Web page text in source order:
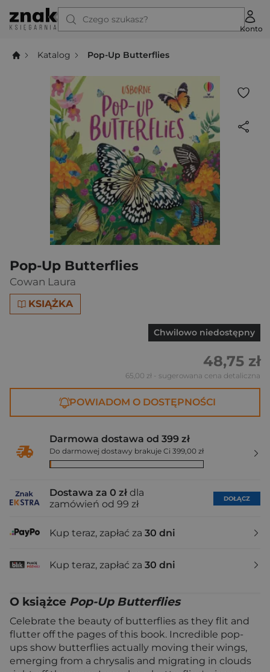
Czego szukasz?
Konto
Katalog Pop-Up Butterflies
Pop-Up Butterflies
Cowan Laura
KSIĄŻKA
Chwilowo niedostępny
48,75 zł
65,00 zł - sugerowana cena detaliczna
POWIADOM O DOSTĘPNOŚCI
Darmowa dostawa od 399 zł
Do darmowej dostawy brakuje Ci 399,00 zł
Dostawa za 0 zł dla
zamówień od 99 zł
DOŁĄCZ
Kup teraz, zapłać za 30 dni
Kup teraz, zapłać za 30 dni
O książce Pop-Up Butterflies
Celebrate the beauty of butterflies as they flit and
flutter off the pages of this book. Incredible pop-
ups show butterflies actually moving their wings,
emerging from a chrysalis and migrating in clouds